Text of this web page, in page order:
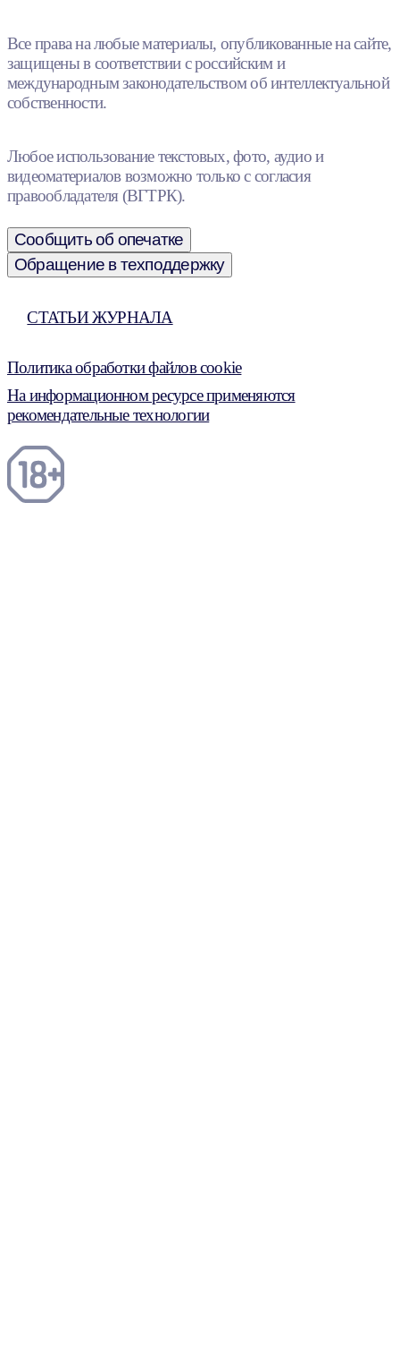
Все права на любые материалы, опубликованные на сайте,
защищены в соответствии с российским и
международным законодательством об интеллектуальной
собственности.
Любое использование текстовых, фото, аудио и
видеоматериалов возможно только с согласия
правообладателя (ВГТРК).
Сообщить об опечатке
Обращение в техподдержку
СТАТЬИ ЖУРНАЛА
Политика обработки файлов cookie
На информационном ресурсе применяются
рекомендательные технологии